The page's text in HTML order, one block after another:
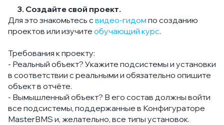
3. Создайте свой проект.
Для это знакомьтесь с видео-гидом по созданию
проектов или изучите обучающий курс.
Требования к проекту:
- Реальный объект? Укажите подсистемы и установки
в соответствии с реальными и обязательно опишите
объект в отчёте.
- Вымышленный объект? В его состав должны войти
все подсистемы, поддержанные в Конфигураторе
MasterBMS и, желательно, все типы установок.